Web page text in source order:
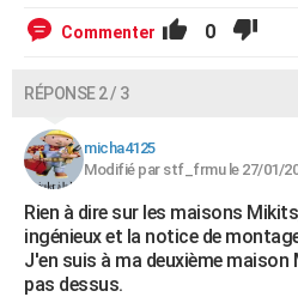
Commenter 0
RÉPONSE 2 / 3
micha4125
Modifié par stf_frmu le 27/01/
Rien à dire sur les maisons
ingénieux et la notice de
J'en suis à ma deuxième
pas dessus.